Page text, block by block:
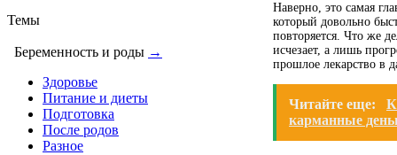
Темы
Беременность и роды →
Здоровье
Питание и диеты
Подготовка
После родов
Разное
Наверно, это самая
который довольно
повторяется. Что же
исчезает, а лишь
прошлое лекарство в
Читайте еще:
карманные